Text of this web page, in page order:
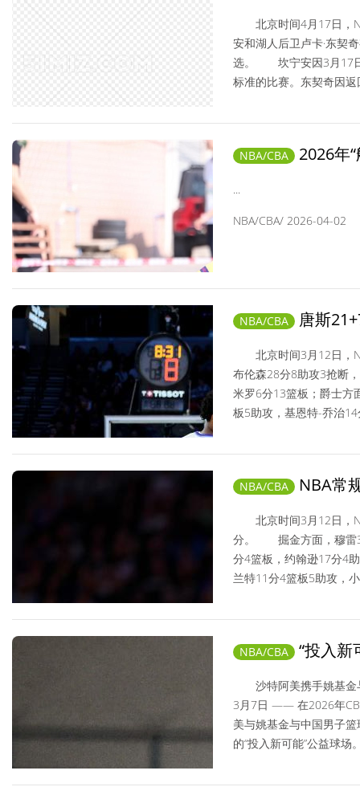
北京时间4月17日，
安和湖人后卫卢卡·东契
选。 坎宁安因3月17日
标准的比赛。东契奇因
NBA/CBA
2026年
...
NBA/CBA/ 2026-04-02
NBA/CBA 唐斯
北京时间3月12日，
布伦森28分8助攻3抢断
米罗6分13篮板；爵士方
板5助攻，基恩特-乔治
NBA/CBA
NBA常
火箭36分
北京时间3月12日，
分。 掘金方面，穆雷
分4篮板，约翰逊17分4
兰特11分4篮板5助攻，
NBA/CBA
“投入新
沙特阿美携手姚基金
3月7日 —— 在2026年
美与姚基金与中国男子
的“投入新可能”公益球